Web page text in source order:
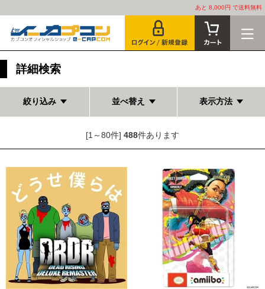
あと 8,000円 で送料無料
詳細検索
絞り込み 並べ替え 表示方法
[1～80件] 488件あります